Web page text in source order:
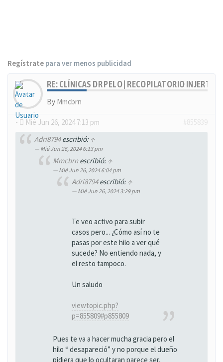
Regístrate para ver menos publicidad
RE: CLÍNICAS DR PELO | RECOPILATORIO
By Mmcbrn
- Mié Jun 26, 2024 7:13 pm
Adri8794escribió: ↑
Mié Jun 26, 2024 6:13 pm
Mmcbrnescribió: ↑
Mié Jun 26, 2024 6:04 pm
Adri8794escribió: ↑
Mié Jun 26, 2024 3:29 pm
Te veo activo para subir
casos pero... ¿Cómo así no te
pasas por este hilo a ver qué
sucede? No entiendo nada, y
el resto tampoco.
Un saludo
viewtopic.php?
p=855809#p855809
Pues te va a hacer mucha gracia pero el
hilo “ desapareció” y no porque el dueño
pidiera que lo ocultaran parece ser,